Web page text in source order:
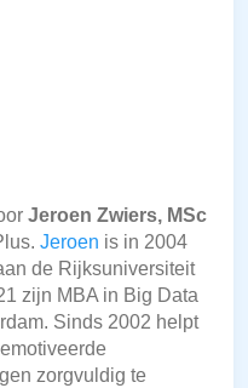
Jeroen Zwiers, MSc
Jeroen is in 2004
de Rijksuniversiteit
zijn MBA in Big Data
Sinds 2002 helpt
zorgvuldig te